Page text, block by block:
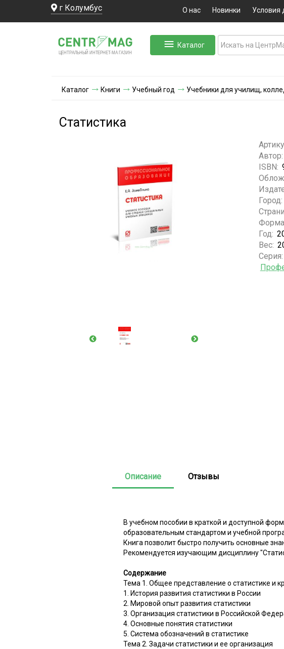
г Колумбус О нас Новинки Условия
ЦЕНТРАЛЬНЫЙ ИНТЕРНЕТ-МА ГАЗИН
Каталог
Каталог Книги Учебный год Учебники для училищ,
Статистика
Автор:
ISBN:
Город:
Год:
Вес:
Серия:
Описание Отзывы
В учебном пособии в краткой и доступной
образовательным стандартом и учебной
Книга позволит быстро получить основные
Рекомендуется изучающим дисциплину
Содержание
Тема 1. Общее представление о статистике и
1. История развития статистики в России
2. Мировой опыт развития статистики
3. Организация статистики в Российской
4. Основные понятия статистики
5. Система обозначений в статистике
Тема 2. Задачи статистики и ее организация